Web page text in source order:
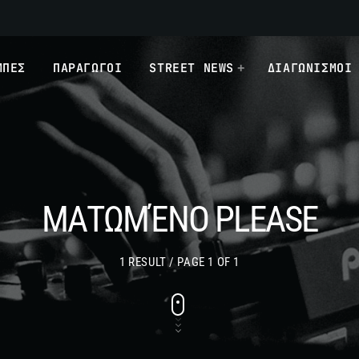
ΠΑΡΑΓΩΓΟΙ STREET NEWS ΔΙΑΓΩΝΙΣΜΟΙ
ΜΑΤΩΜΈΝΟ PLEASE
1 RESULT / PAGE 1 OF 1